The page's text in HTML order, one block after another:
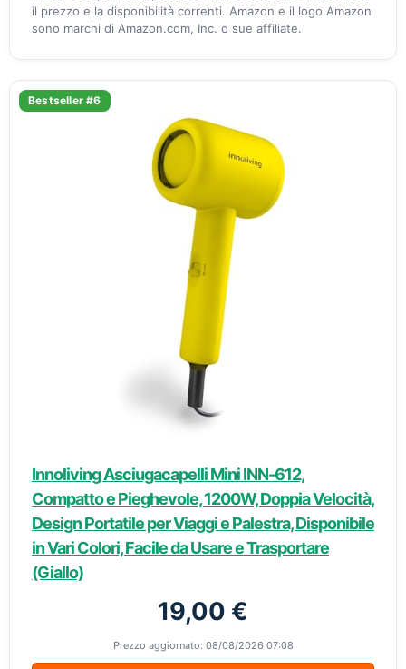
il prezzo e la disponibilità correnti. Amazon e il logo Amazon
sono marchi di Amazon.com, Inc. o sue affiliate.
Bestseller #6
Innoliving Asciugacapelli Mini INN-612,
Compatto e Pieghevole, 1200W, Doppia Velocità,
Design Portatile per Viaggi e Palestra, Disponibile
in Vari Colori, Facile da Usare e Trasportare
(Giallo)
19,00 €
Prezzo aggiornato: 08/08/2026 07:08